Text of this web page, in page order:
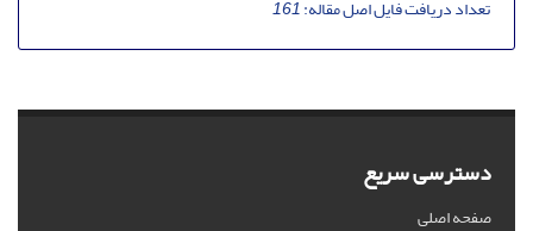
تعداد دریافت فایل اصل مقاله:161
دسترسی سریع
صفحه اصلی